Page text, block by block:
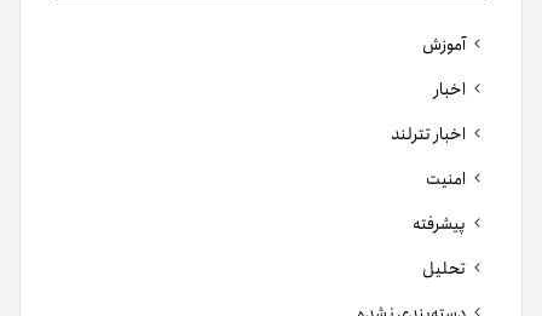
آموزش
اخبار
اخبار تترلند
امنیت
پیشرفته
تحلیل